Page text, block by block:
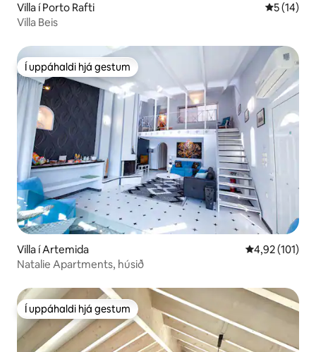
Villa í Porto Rafti 5 af 5 í
5 (14)
Villa Beis
Í uppáhaldi hjá gestum
Í uppáhaldi hjá gestum
Villa í Artemida 4,92 af 5 í
4,92 (101)
Natalie Apartments, húsið
Í uppáhaldi hjá gestum
Í uppáhaldi hjá gestum